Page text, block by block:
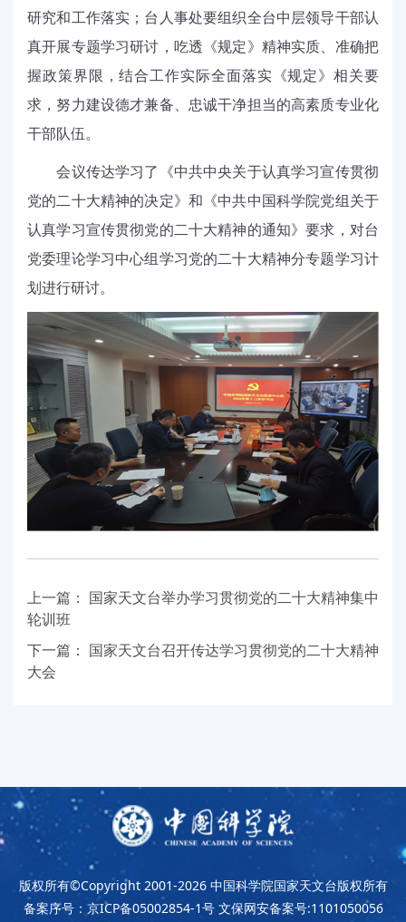
研究和工作落实；台人事处要组织全台中层领导干部认
真开展专题学习研讨，吃透《规定》精神实质、准确把
握政策界限，结合工作实际全面落实《规定》相关要
求，努力建设德才兼备、忠诚干净担当的高素质专业化
干部队伍。
会议传达学习了《中共中央关于认真学习宣传贯彻
党的二十大精神的决定》和《中共中国科学院党组关于
认真学习宣传贯彻党的二十大精神的通知》要求，对台
党委理论学习中心组学习党的二十大精神分专题学习计
划进行研讨。
上一篇： 国家天文台举办学习贯彻党的二十大精神集中
轮训班
下一篇： 国家天文台召开传达学习贯彻党的二十大精神
大会
版权所有©Copyright 2001-2026 中国科学院国家天文台版权所有
备案序号：京ICP备05002854-1号 文保网安备案号:1101050056